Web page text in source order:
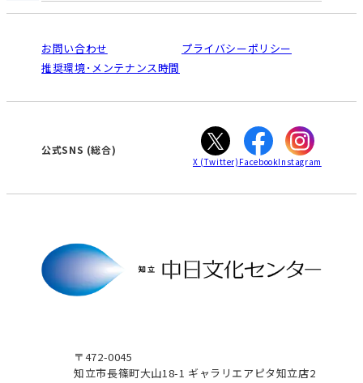
お問い合わせ
プライバシーポリシー
推奨環境･メンテナンス時間
〒472-0045
知立市長篠町大山18-1 ギャラリエアピタ知立店2
公式SNS (総合)
X (Twitter) FacebookInstagram